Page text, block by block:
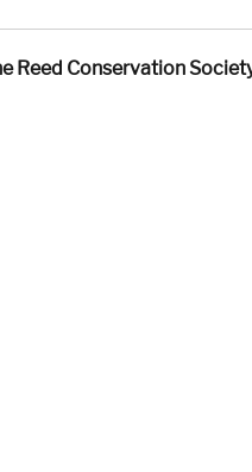
Reed Conservation